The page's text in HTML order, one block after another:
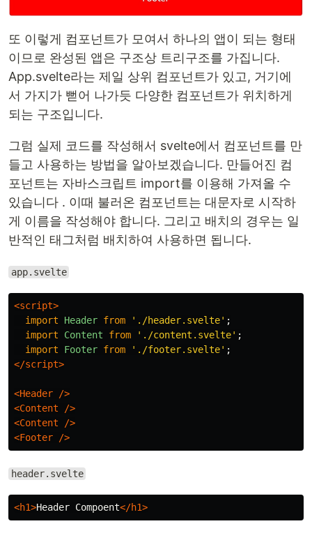
또 이렇게 컴포넌트가 모여서 하나의 앱이 되는 형태
이므로 완성된 앱은 구조상 트리구조를 가집니다.
App.svelte라는 제일 상위 컴포넌트가 있고, 거기에
서 가지가 뻗어 나가듯 다양한 컴포넌트가 위치하게
되는 구조입니다.
그럼 실제 코드를 작성해서 svelte에서 컴포넌트를 만
들고 사용하는 방법을 알아보겠습니다. 만들어진 컴
포넌트는 자바스크립트 import를 이용해 가져올 수
있습니다 . 이때 불러온 컴포넌트는 대문자로 시작하
게 이름을 작성해야 합니다. 그리고 배치의 경우는 일
반적인 태그처럼 배치하여 사용하면 됩니다.
app.svelte
<script>
import
Header from ' ./header.svelte' ;
import
Content from ' ./content.svelte' ;
import
Footer from ' ./footer.svelte' ;
</script>
<Header
/>
<Content
/>
<Content
/>
<Footer
/>
header.svelte
<h1>Header Compoent</h1>